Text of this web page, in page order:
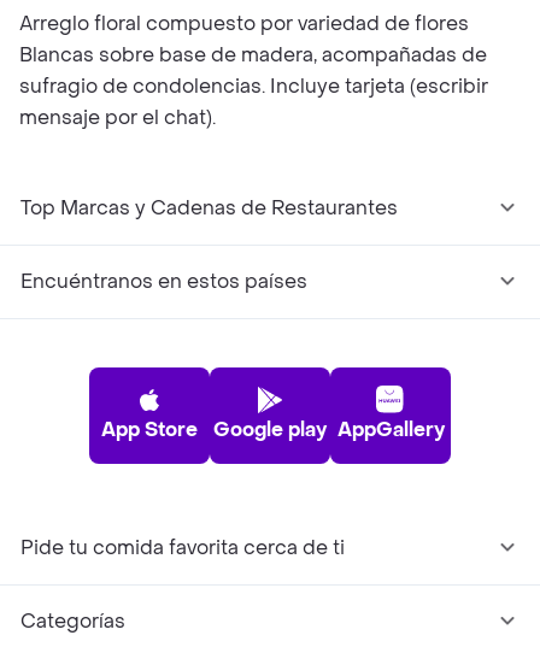
Arreglo floral compuesto por variedad de flores
Blancas sobre base de madera, acompañadas de
sufragio de condolencias. Incluye tarjeta (escribir
mensaje por el chat).
Top Marcas y Cadenas de Restaurantes
Encuéntranos en estos países
App Store Google play AppGallery
Pide tu comida favorita cerca de ti
Categorías